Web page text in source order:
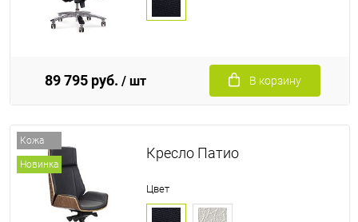
89 795 руб. / шт В корзину
Кожа
Новинка
Кресло Патио
Цвет